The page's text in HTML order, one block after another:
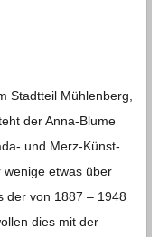
Stadt­teil Müh­len­berg,
der Anna-Blume
und Merz-Küns­t­­
wenige etwas über
der von 1887 – 1948
dies mit der